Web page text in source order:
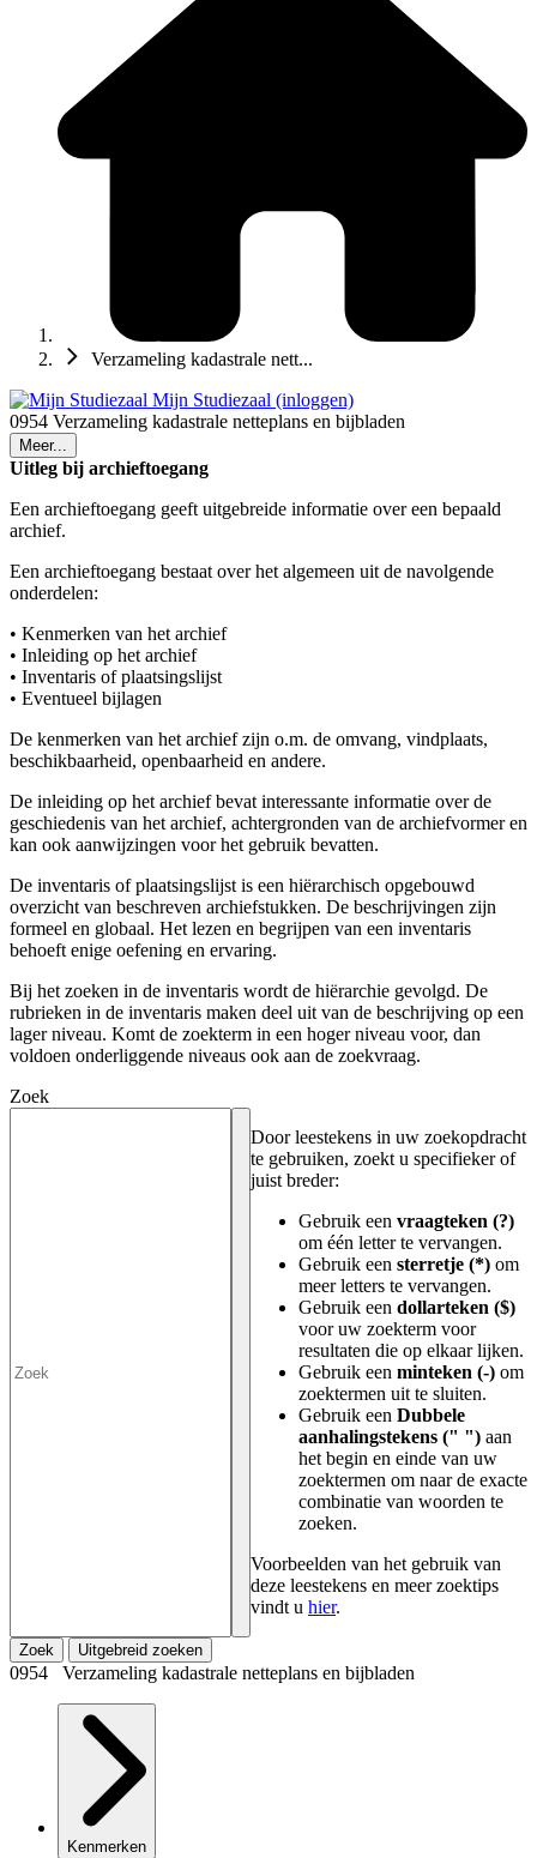
Verzameling kadastrale nett...
Mijn Studiezaal (inloggen)
0954 Verzameling kadastrale netteplans en bijbladen
Meer...
Uitleg bij archieftoegang
Een archieftoegang geeft uitgebreide informatie over een bepaald
archief.
Een archieftoegang bestaat over het algemeen uit de navolgende
onderdelen:
• Kenmerken van het archief
• Inleiding op het archief
• Inventaris of plaatsingslijst
• Eventueel bijlagen
De kenmerken van het archief zijn o.m. de omvang, vindplaats,
beschikbaarheid, openbaarheid en andere.
De inleiding op het archief bevat interessante informatie over de
geschiedenis van het archief, achtergronden van de archiefvormer en
kan ook aanwijzingen voor het gebruik bevatten.
De inventaris of plaatsingslijst is een hiërarchisch opgebouwd
overzicht van beschreven archiefstukken. De beschrijvingen zijn
formeel en globaal. Het lezen en begrijpen van een inventaris
behoeft enige oefening en ervaring.
Bij het zoeken in de inventaris wordt de hiërarchie gevolgd. De
rubrieken in de inventaris maken deel uit van de beschrijving op een
lager niveau. Komt de zoekterm in een hoger niveau voor, dan
voldoen onderliggende niveaus ook aan de zoekvraag.
Zoek
Door leestekens in uw zoekopdracht
te gebruiken, zoekt u specifieker of
juist breder:
Gebruik een vraagteken (?)
om één letter te vervangen.
Gebruik een sterretje (*) om
meer letters te vervangen.
Gebruik een dollarteken ($)
voor uw zoekterm voor
resultaten die op elkaar lijken.
Gebruik een minteken (-) om
zoektermen uit te sluiten.
Gebruik een Dubbele
aanhalingstekens (" ") aan
het begin en einde van uw
zoektermen om naar de exacte
combinatie van woorden te
zoeken.
Voorbeelden van het gebruik van
deze leestekens en meer zoektips
vindt u hier.
Zoek Uitgebreid zoeken
0954 Verzameling kadastrale netteplans en bijbladen
Kenmerken